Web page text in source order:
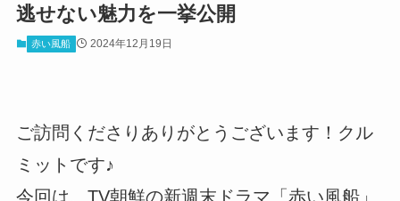
逃せない魅力を一挙公開
赤い風船 2024年12月19日
ご訪問くださりありがとうございます！クル
ミットです♪
今回は、TV朝鮮の新週末ドラマ「赤い風船」